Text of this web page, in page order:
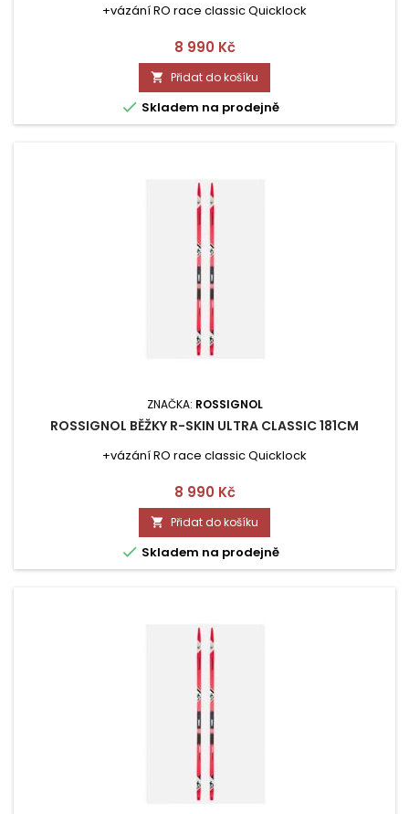
+vázání RO race classic Quicklock
Cena
8 990 Kč
 Přidat do košíku
 Skladem na prodejně
ZNAČKA: ROSSIGNOL
ROSSIGNOL BĚŽKY R-SKIN ULTRA CLASSIC 181CM
+vázání RO race classic Quicklock
Cena
8 990 Kč
 Přidat do košíku
 Skladem na prodejně